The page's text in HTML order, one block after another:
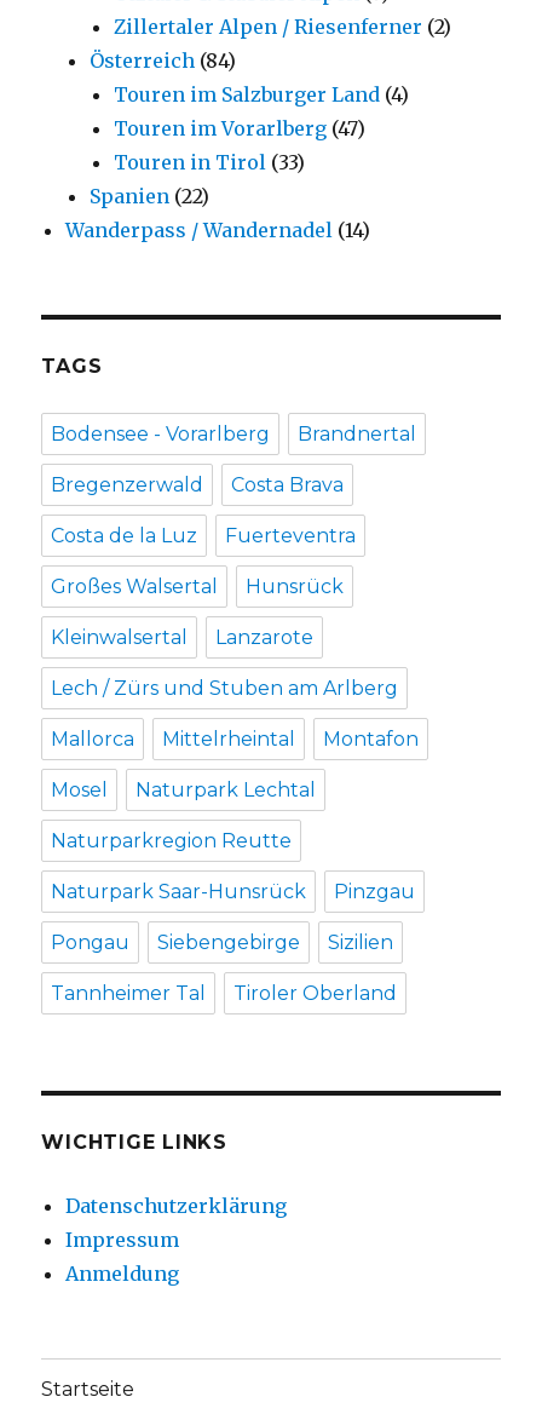
Zillertaler Alpen / Riesenferner (2)
Österreich (84)
Touren im Salzburger Land (4)
Touren im Vorarlberg (47)
Touren in Tirol (33)
Spanien (22)
Wanderpass / Wandernadel (14)
TAGS
Bodensee - Vorarlberg Brandnertal
Bregenzerwald Costa Brava
Costa de la Luz Fuerteventra
Großes Walsertal Hunsrück
Kleinwalsertal Lanzarote
Lech / Zürs und Stuben am Arlberg
Mallorca Mittelrheintal Montafon
Mosel Naturpark Lechtal
Naturparkregion Reutte
Naturpark Saar-Hunsrück Pinzgau
Pongau Siebengebirge Sizilien
Tannheimer Tal Tiroler Oberland
WICHTIGE LINKS
Datenschutzerklärung
Impressum
Anmeldung
Startseite